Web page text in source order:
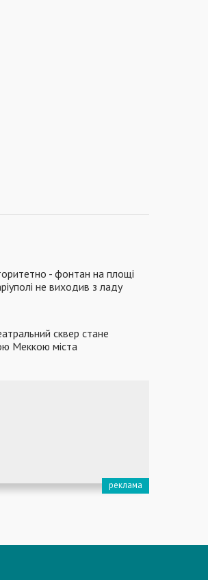
- фонтан на площі
не виходив з ладу
сквер стане
Меккою міста